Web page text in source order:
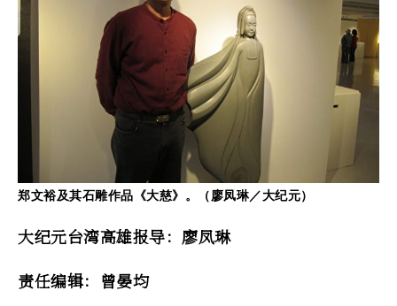
郑文裕及其石雕作品《大慈》。（廖凤琳／大纪元）
大纪元台湾高雄报导：廖凤琳
责任编辑：曾晏均